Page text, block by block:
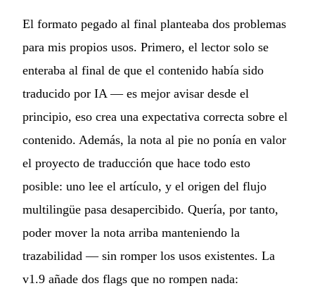
El formato pegado al final planteaba dos problemas
para mis propios usos. Primero, el lector solo se
enteraba al final de que el contenido había sido
traducido por IA — es mejor avisar desde el
principio, eso crea una expectativa correcta sobre el
contenido. Además, la nota al pie no ponía en valor
el proyecto de traducción que hace todo esto
posible: uno lee el artículo, y el origen del flujo
multilingüe pasa desapercibido. Quería, por tanto,
poder mover la nota arriba manteniendo la
trazabilidad — sin romper los usos existentes. La
v1.9 añade dos flags que no rompen nada: